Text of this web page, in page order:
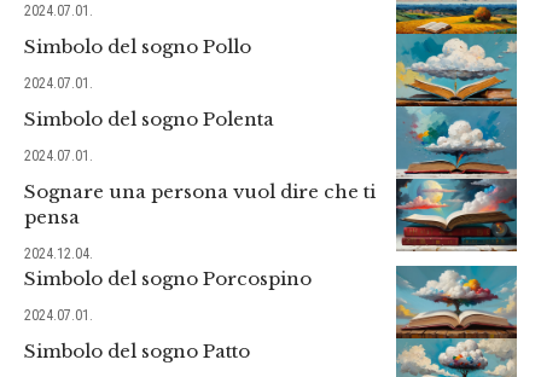
2024.07.01.
Simbolo del sogno Pollo
2024.07.01.
Simbolo del sogno Polenta
2024.07.01.
Sognare una persona vuol dire che ti
pensa
2024.12.04.
Simbolo del sogno Porcospino
2024.07.01.
Simbolo del sogno Patto